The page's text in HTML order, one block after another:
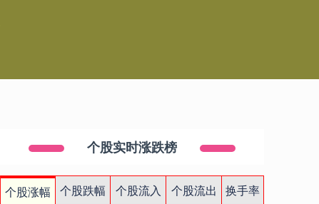
个股实时涨跌榜
个股涨幅 个股跌幅 个股流入 个股流出
换手率